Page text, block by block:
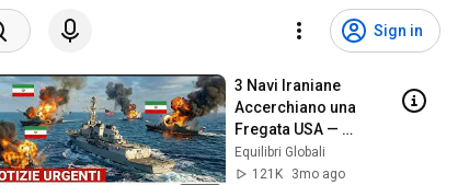
Sign in
3 Navi Iraniane
Accerchiano una
Fregata USA —
Ecco Come È
Finita
Equilibri Globali
121K
3mo ago